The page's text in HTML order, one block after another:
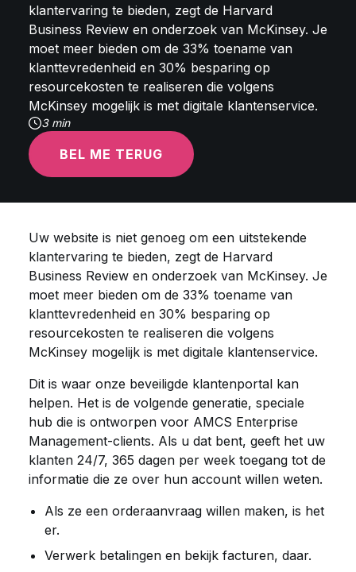
klantervaring te bieden, zegt de Harvard
Business Review en onderzoek van McKinsey. Je
moet meer bieden om de 33% toename van
klanttevredenheid en 30% besparing op
resourcekosten te realiseren die volgens
McKinsey mogelijk is met digitale klantenservice.
3 min
BEL ME TERUG
Uw website is niet genoeg om een uitstekende
klantervaring te bieden, zegt de Harvard
Business Review en onderzoek van McKinsey. Je
moet meer bieden om de 33% toename van
klanttevredenheid en 30% besparing op
resourcekosten te realiseren die volgens
McKinsey mogelijk is met digitale klantenservice.
Dit is waar onze beveiligde klantenportal kan
helpen. Het is de volgende generatie, speciale
hub die is ontworpen voor AMCS Enterprise
Management-clients. Als u dat bent, geeft het uw
klanten 24/7, 365 dagen per week toegang tot de
informatie die ze over hun account willen weten.
Als ze een orderaanvraag willen maken, is het
er.
Verwerk betalingen en bekijk facturen, daar.